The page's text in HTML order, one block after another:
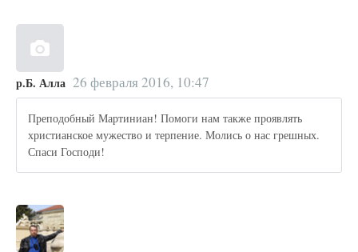
р.Б. Алла 26 февраля 2016, 10:47
Преподобный Мартиниан! Помоги нам также проявлять
христианское мужество и терпение. Молись о нас грешных.
Спаси Господи!